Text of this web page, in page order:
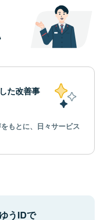
た改善事
もとに、日々サービス
うIDで